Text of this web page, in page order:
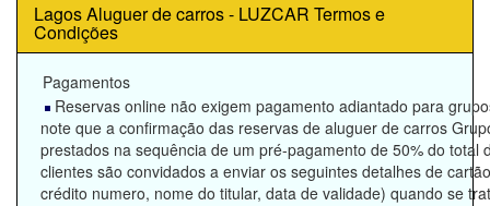
Lagos Aluguer de carros - LUZCAR Termos e
Condições
Pagamentos
Reservas online não exigem pagamento adiantado para
note que a confirmação das reservas de aluguer de carros
prestados na sequência de um pré-pagamento de 50% do total
clientes são convidados a enviar os seguintes detalhes de
crédito numero, nome do titular, data de validade) quando se